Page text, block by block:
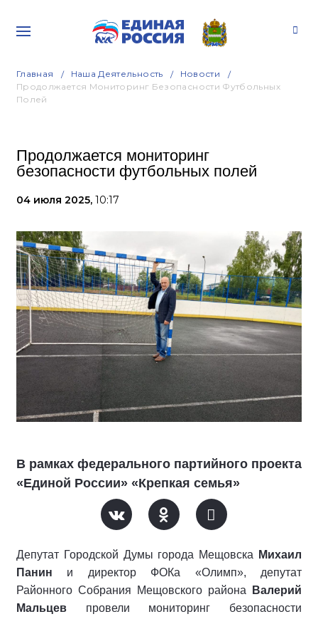
Главная Наша Деятельность
Новости
Продолжается Мониторинг Безопасности Футбольных
Полей
Продолжается мониторинг
безопасности футбольных полей
04 июля 2025, 10:17
В рамках федерального партийного проекта
«Единой России» «Крепкая семья»
Депутат Городской Думы города Мещовска
Михаил
Панин и директор ФОКа «Олимп», депутат
Районного Собрания Мещовского района
Валерий
Мальцев провели мониторинг безопасности